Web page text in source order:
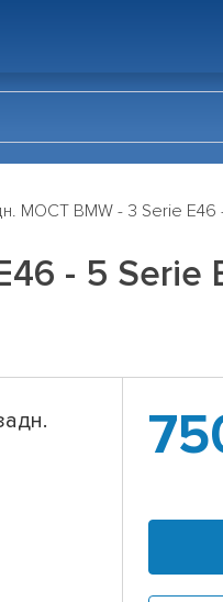
МОСТ BMW - 3 Serie E46
- 5 Serie